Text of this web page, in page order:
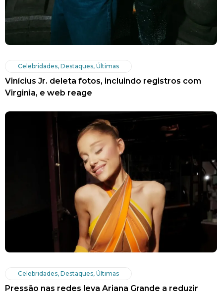
Celebridades, Destaques, Últimas
Vinícius Jr. deleta fotos, incluindo registros com
Virginia, e web reage
Celebridades, Destaques, Últimas
Pressão nas redes leva Ariana Grande a reduzir